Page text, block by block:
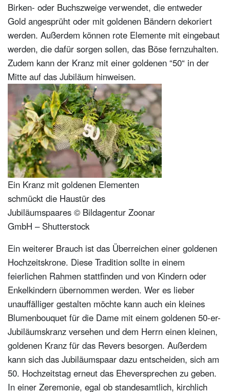
Birken- oder Buchszweige verwendet, die entweder
Gold angesprüht oder mit goldenen Bändern dekoriert
werden. Außerdem können rote Elemente mit eingebaut
werden, die dafür sorgen sollen, das Böse fernzuhalten.
Zudem kann der Kranz mit einer goldenen “50“ in der
Mitte auf das Jubiläum hinweisen.
Ein Kranz mit goldenen Elementen
schmückt die Haustür des
Jubiläumspaares © Bildagentur Zoonar
GmbH – Shutterstock
Ein weiterer Brauch ist das Überreichen einer goldenen
Hochzeitskrone. Diese Tradition sollte in einem
feierlichen Rahmen stattfinden und von Kindern oder
Enkelkindern übernommen werden. Wer es lieber
unauffälliger gestalten möchte kann auch ein kleines
Blumenbouquet für die Dame mit einem goldenen 50-er-
Jubiläumskranz versehen und dem Herrn einen kleinen,
goldenen Kranz für das Revers besorgen. Außerdem
kann sich das Jubiläumspaar dazu entscheiden, sich am
50. Hochzeitstag erneut das Eheversprechen zu geben.
In einer Zeremonie, egal ob standesamtlich, kirchlich